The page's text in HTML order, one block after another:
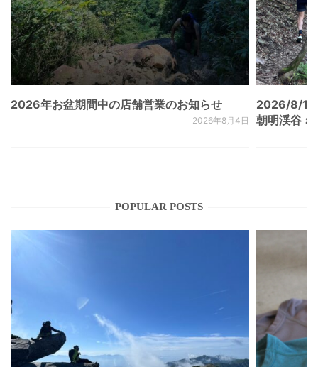
2026年お盆期間中の店舗営業のお知らせ
2026年8月4日
2026/8/
朝明渓谷 ×
POPULAR POSTS